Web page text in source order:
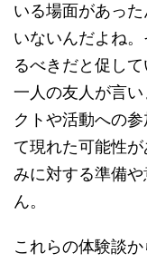
いる場面があっ
いないんだよね
るべきだと促し
一人の友人が言
クトや活動への
て現れた可能性
みに対する準備
ん。
これらの体験談